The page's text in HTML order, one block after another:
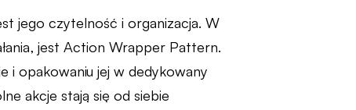
jego czytelność i organizacja. W
jest Action Wrapper Pattern.
i opakowaniu jej w dedykowany
akcje stają się od siebie